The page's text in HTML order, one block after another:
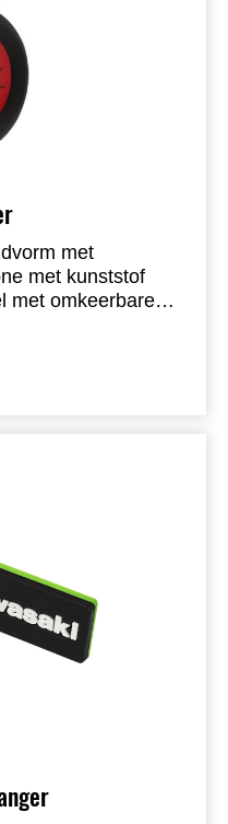
met
met kunststof
met omkeerbare
tracker (zoals Apple